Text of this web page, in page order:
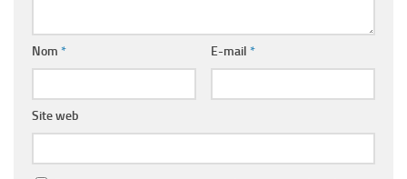
Nom * E-mail *
Site web